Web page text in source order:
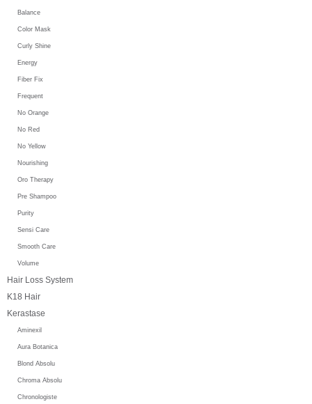
Balance
Color Mask
Curly Shine
Energy
Fiber Fix
Frequent
No Orange
No Red
No Yellow
Nourishing
Oro Therapy
Pre Shampoo
Purity
Sensi Care
Smooth Care
Volume
Hair Loss System
K18 Hair
Kerastase
Aminexil
Aura Botanica
Blond Absolu
Chroma Absolu
Chronologiste